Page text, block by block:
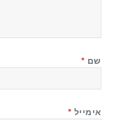
שם *
אימייל *